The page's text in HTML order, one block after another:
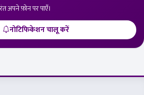
अपने फ़ोन पर पाएँ।
नोटिफिकेशन चालू करें